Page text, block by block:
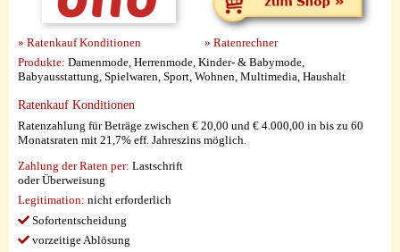
» Ratenkauf Konditionen
» Ratenrechner
Produkte: Damenmode, Herrenmode, Kinder- & Babymode,
Babyausstattung, Spielwaren, Sport, Wohnen, Multimedia, Haushalt
Ratenkauf Konditionen
Ratenzahlung für Beträge zwischen € 20,00 und € 4.000,00 in bis zu 60
Monatsraten mit 21,7% eff. Jahreszins möglich.
Zahlung der Raten per: Lastschrift
oder Überweisung
Legitimation: nicht erforderlich
Sofortentscheidung
vorzeitige Ablösung